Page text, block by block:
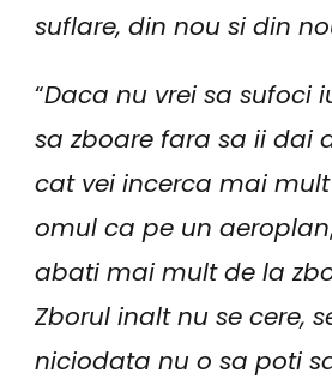
suflare, din nou si din
“Daca nu vrei sa sufoci
sa zboare fara sa ii dai
cat vei incerca mai
omul ca pe un aeroplan
abati mai mult de la
Zborul inalt nu se cere,
niciodata nu o sa poti